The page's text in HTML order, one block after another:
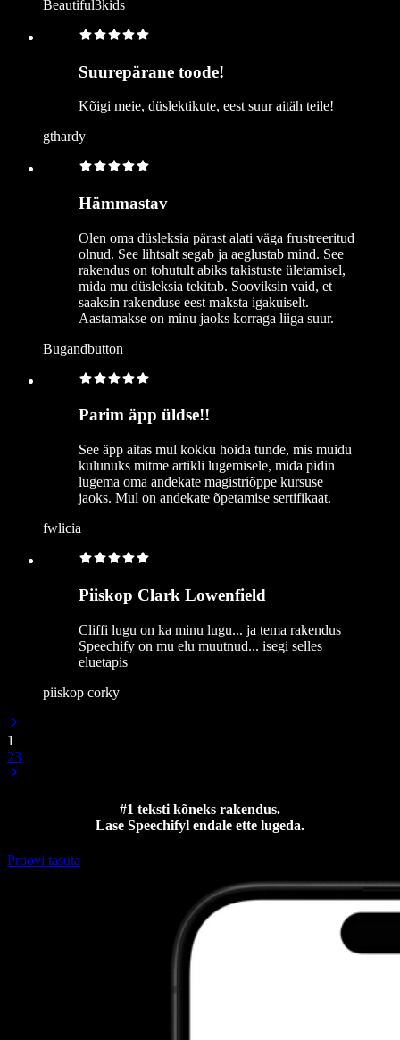
Beautiful3kids
Suurepärane toode!
Kõigi meie, düslektikute, eest suur aitäh teile!
gthardy
Hämmastav
Olen oma düsleksia pärast alati väga frustreeritud
olnud. See lihtsalt segab ja aeglustab mind. See
rakendus on tohutult abiks takistuste ületamisel,
mida mu düsleksia tekitab. Sooviksin vaid, et
saaksin rakenduse eest maksta igakuiselt.
Aastamakse on minu jaoks korraga liiga suur.
Bugandbutton
Parim äpp üldse!!
See äpp aitas mul kokku hoida tunde, mis muidu
kulunuks mitme artikli lugemisele, mida pidin
lugema oma andekate magistriõppe kursuse
jaoks. Mul on andekate õpetamise sertifikaat.
fwlicia
Piiskop Clark Lowenfield
Cliffi lugu on ka minu lugu... ja tema rakendus
Speechify on mu elu muutnud... isegi selles
eluetapis
piiskop corky
1
23
#1 teksti kõneks rakendus.
Lase Speechifyl endale ette lugeda.
Proovi tasuta